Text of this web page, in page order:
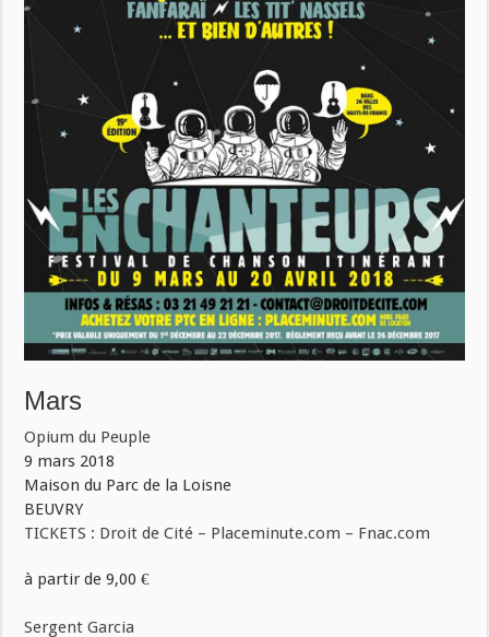
Mars
Opium du Peuple
9 mars 2018
Maison du Parc de la Loisne
BEUVRY
TICKETS : Droit de Cité – Placeminute.com – Fnac.com
à partir de 9,00 €
Sergent Garcia